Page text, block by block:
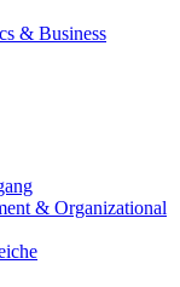
& Business
& Organizational